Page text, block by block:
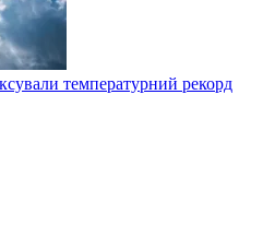
температурний рекорд